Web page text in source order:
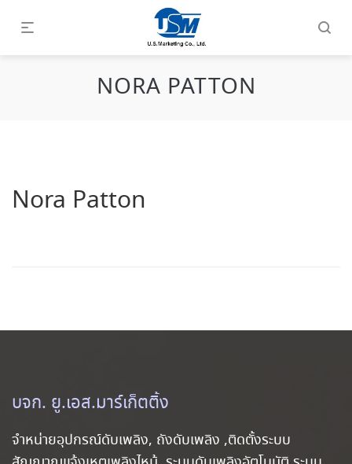
NORA PATTON
Nora Patton
บจก. ยู.เอส.มาร์เก็ตติ้ง
จำหน่ายอุปกรณ์ดับเพลิง, ถังดับเพลิง ,ติดตั้งระบบ